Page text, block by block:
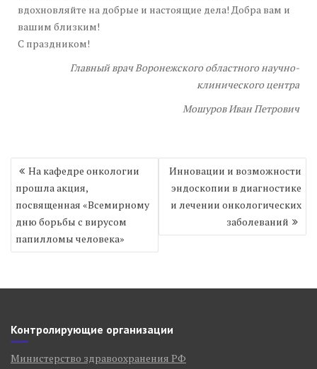
вдохновляйте на добрые и настоящие дела! Добра вам и
вашим близким!
С праздником!
Главный врач Воронежского областного научно-
клинического центра
Мошуров Иван Петрович
Навигация
по
записям
На кафедре онкологии
прошла акция,
посвященная «Всемирному
дню борьбы с вирусом
папилломы человека»
Инновации и возможности
эндоскопии в диагностике
и лечении онкологических
заболеваний
Контролирующие организации
Министерство здравоохранения РФ